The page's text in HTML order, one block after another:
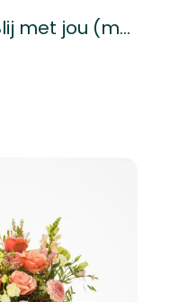
Cadeauset Blij met jou (met bonbons)